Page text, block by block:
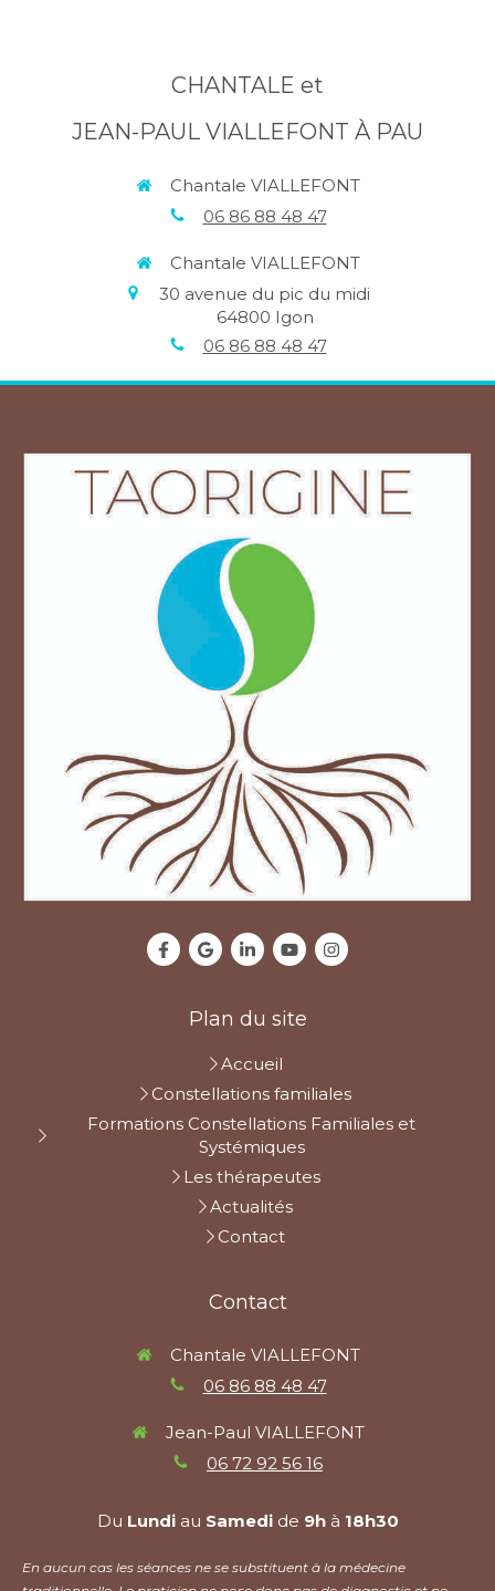
CHANTALE et
JEAN-PAUL VIALLEFONT À PAU
Chantale VIALLEFONT
06 86 88 48 47
Chantale VIALLEFONT
30 avenue du pic du midi
64800 Igon
06 86 88 48 47
Plan du site
Accueil
Constellations familiales
Formations Constellations Familiales et
Systémiques
Les thérapeutes
Actualités
Contact
Contact
Chantale VIALLEFONT
06 86 88 48 47
Jean-Paul VIALLEFONT
06 72 92 56 16
Du Lundiau Samedide 9hà 18h30
En aucun cas les séances ne se substituent à la médecine